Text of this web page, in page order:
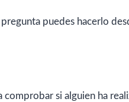
puedes hacerlo
comprobar si alguien ha